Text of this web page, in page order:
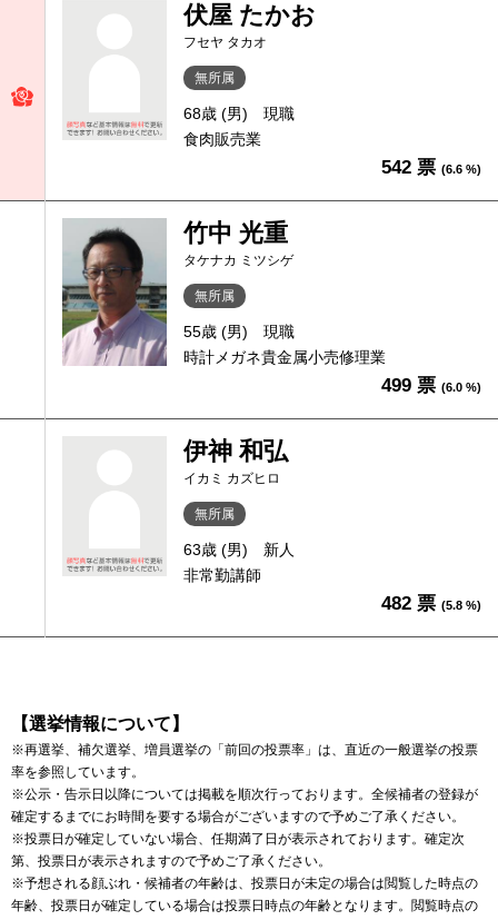
伏屋 たかお
フセヤ タカオ
無所属
68歳 (男)
現職
食肉販売業
542 票 (6.6 %)
竹中 光重
タケナカ ミツシゲ
無所属
55歳 (男)
現職
時計メガネ貴金属小売修理業
499 票 (6.0 %)
伊神 和弘
イカミ カズヒロ
無所属
63歳 (男)
新人
非常勤講師
482 票 (5.8 %)
【選挙情報について】
※再選挙、補欠選挙、増員選挙の「前回の投票率」は、直近の一般選挙の投票
率を参照しています。
※公示・告示日以降については掲載を順次行っております。全候補者の登録が
確定するまでにお時間を要する場合がございますので予めご了承ください。
※投票日が確定していない場合、任期満了日が表示されております。確定次
第、投票日が表示されますので予めご了承ください。
※予想される顔ぶれ・候補者の年齢は、投票日が未定の場合は閲覧した時点の
年齢、投票日が確定している場合は投票日時点の年齢となります。閲覧時点の